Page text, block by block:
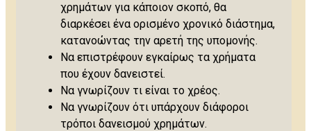
χρημάτων για κάποιον σκοπό, θα
διαρκέσει ένα ορισμένο χρονικό διάστημα,
κατανοώντας την αρετή της υπομονής.
Να επιστρέφουν εγκαίρως τα χρήματα
που έχουν δανειστεί.
Να γνωρίζουν τι είναι το χρέος.
Να γνωρίζουν ότι υπάρχουν διάφοροι
τρόποι δανεισμού χρημάτων.